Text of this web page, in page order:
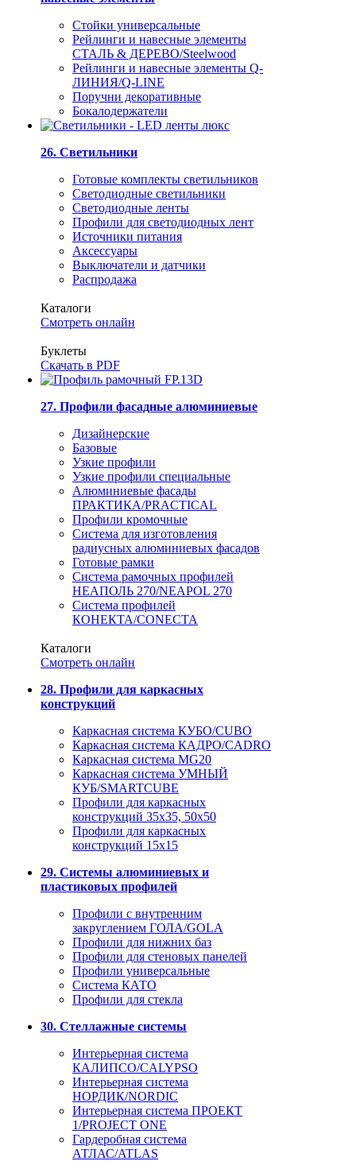
Стойки универсальные
Рейлинги и навесные элементы
СТАЛЬ & ДЕРЕВО/Steelwood
Рейлинги и навесные элементы Q-
ЛИНИЯ/Q-LINE
Поручни декоративные
Бокалодержатели
26. Светильники
Готовые комплекты светильников
Светодиодные светильники
Светодиодные ленты
Профили для светодиодных лент
Источники питания
Аксессуары
Выключатели и датчики
Распродажа
Каталоги
Смотреть онлайн
Буклеты
Скачать в PDF
27. Профили фасадные алюминиевые
Дизайнерские
Базовые
Узкие профили
Узкие профили специальные
Алюминиевые фасады
ПРАКТИКА/PRACTICAL
Профили кромочные
Система для изготовления
радиусных алюминиевых фасадов
Готовые рамки
Система рамочных профилей
НЕАПОЛЬ 270/NEAPOL 270
Система профилей
КОНЕКТА/CONECTA
Каталоги
Смотреть онлайн
28. Профили для каркасных
конструкций
Каркасная система КУБО/CUBO
Каркасная система КАДРО/CADRO
Каркасная система MG20
Каркасная система УМНЫЙ
КУБ/SMARTCUBE
Профили для каркасных
конструкций 35x35, 50x50
Профили для каркасных
конструкций 15х15
29. Системы алюминиевых и
пластиковых профилей
Профили с внутренним
закруглением ГОЛА/GOLA
Профили для нижних баз
Профили для стеновых панелей
Профили универсальные
Система КАТО
Профили для стекла
30. Стеллажные системы
Интерьерная система
КАЛИПСО/CALYPSO
Интерьерная система
НОРДИК/NORDIC
Интерьерная система ПРОЕКТ
1/PROJECT ONE
Гардеробная система
АТЛАС/ATLAS